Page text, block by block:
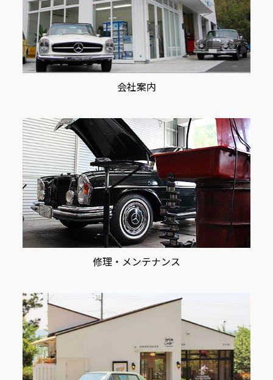
会社案内
修理・メンテナンス